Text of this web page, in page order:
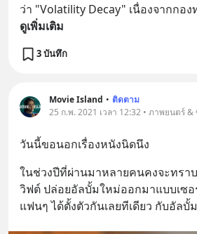
ว่า "Volatility Decay" เนื่องจากกอ
ดูเพิ่มเติม
3 บันทึก
Movie Island • ติดตาม
25 ก.พ. 2021 เวลา 12:32 • ภาพยนตร์ &
วันนี้ขอนอกเรื่องหนังนิดนึง
ในช่วงปีที่ผ่านมาหลายคนคงจะทรา
วิฟต์ ปล่อยอัลบั้มใหม่ออกมาแบบเซอ
แฟนๆ ได้ตั้งตัวกันเลยทีเดียว กับอัลบั้